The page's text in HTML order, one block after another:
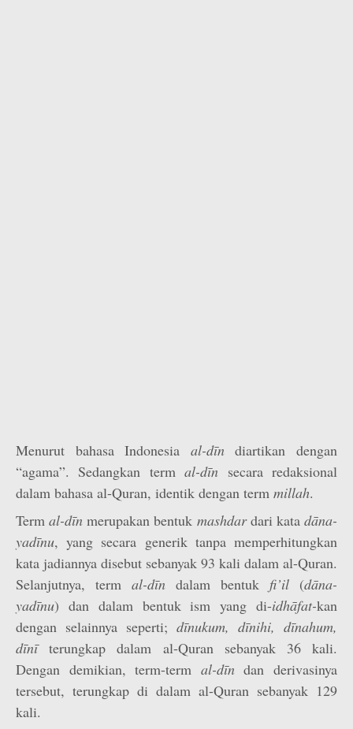
Menurut bahasa Indonesia al-dīndiartikan dengan
“agama”. Sedangkan termal-dīn secara redaksional
dalam bahasa al-Quran, identik dengan term millah.
Termal-dīnmerupakan bentuk mashdardari katadāna-
yadīnu, yang secara generik tanpa memperhitungkan
kata jadiannya disebut sebanyak 93 kali dalam al-Quran.
Selanjutnya, term al-dīn dalam bentuk fi’il (dāna-
yadīnu) dan dalam bentuk ism yang di-idhāfat-kan
dengan selainnya seperti; dīnukum, dīnihi, dīnahum,
dīnīterungkap dalam al-Quran sebanyak 36 kali.
Dengan demikian, term-term al-dīndan derivasinya
tersebut, terungkap di dalam al-Quran sebanyak 129
kali.